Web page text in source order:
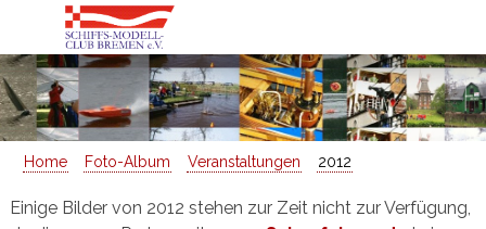
Home Foto-Album Veranstaltungen 2012
Einige Bilder von 2012 stehen zur Zeit nicht zur Verfügung,